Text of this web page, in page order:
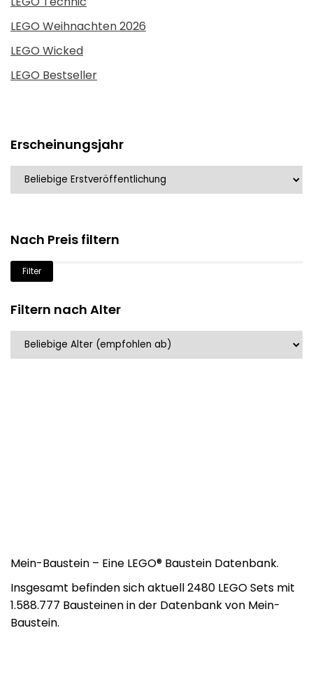
LEGO Weihnachten 2026
LEGO Wicked
LEGO Bestseller
Erscheinungsjahr
Nach Preis filtern
Min.
Preis
Max.
Preis
Filter
Filtern nach Alter
Mein-Baustein – Eine LEGO® Baustein Datenbank.
Insgesamt befinden sich aktuell 2480 LEGO Sets mit
1.588.777 Bausteinen in der Datenbank von Mein-
Baustein.